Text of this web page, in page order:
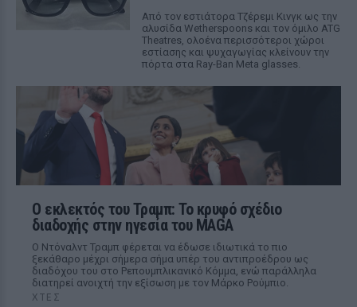
Από τον εστιάτορα Τζέρεμι Κινγκ ως την
αλυσίδα Wetherspoons και τον όμιλο ATG
Theatres, ολοένα περισσότεροι χώροι
εστίασης και ψυχαγωγίας κλείνουν την
πόρτα στα Ray-Ban Meta glasses.
Ο εκλεκτός του Τραμπ: Το κρυφό σχέδιο
διαδοχής στην ηγεσία του MAGA
Ο Ντόναλντ Τραμπ φέρεται να έδωσε ιδιωτικά το πιο
ξεκάθαρο μέχρι σήμερα σήμα υπέρ του αντιπροέδρου ως
διαδόχου του στο Ρεπουμπλικανικό Κόμμα, ενώ παράλληλα
διατηρεί ανοιχτή την εξίσωση με τον Μάρκο Ρούμπιο.
ΧΤΕΣ